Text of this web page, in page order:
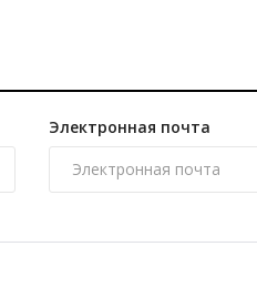
Электронная почта